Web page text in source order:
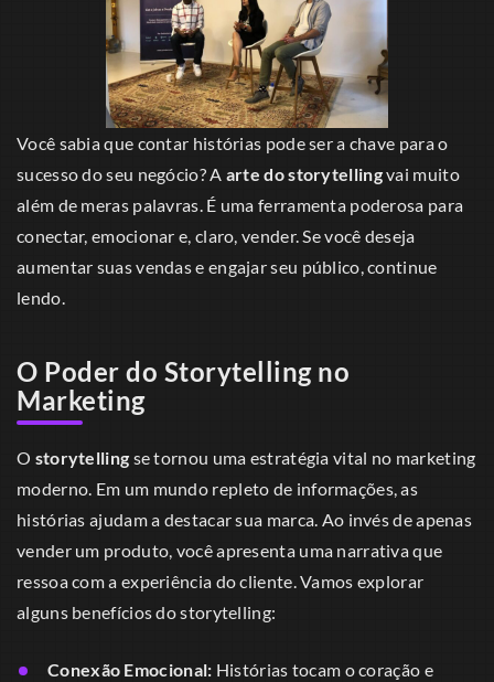
Você sabia que contar histórias pode ser a chave para o
sucesso do seu negócio? A arte do storytellingvai muito
além de meras palavras. É uma ferramenta poderosa para
conectar, emocionar e, claro, vender. Se você deseja
aumentar suas vendas e engajar seu público, continue
lendo.
O Poder do Storytelling no
Marketing
O storytelling se tornou uma estratégia vital no marketing
moderno. Em um mundo repleto de informações, as
histórias ajudam a destacar sua marca. Ao invés de apenas
vender um produto, você apresenta uma narrativa que
ressoa com a experiência do cliente. Vamos explorar
alguns benefícios do storytelling:
Conexão Emocional: Histórias tocam o coração e